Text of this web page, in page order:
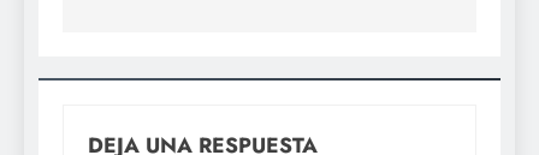
DEJA UNA RESPUESTA